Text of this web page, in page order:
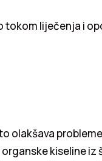
tokom liječenja i
olakšava
kiseline iz